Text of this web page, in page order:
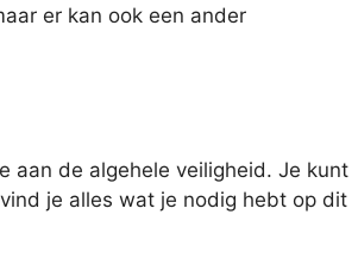
er kan ook een ander
aan de algehele veiligheid. Je kunt
je alles wat je nodig hebt op dit